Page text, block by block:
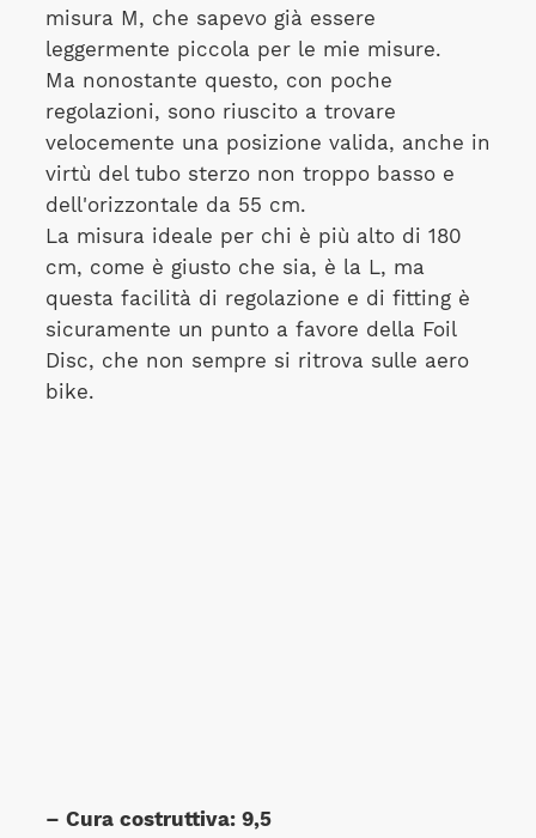
misura M, che sapevo già essere
leggermente piccola per le mie misure.
Ma nonostante questo, con poche
regolazioni, sono riuscito a trovare
velocemente una posizione valida, anche in
virtù del tubo sterzo non troppo basso e
dell'orizzontale da 55 cm.
La misura ideale per chi è più alto di 180
cm, come è giusto che sia, è la L, ma
questa facilità di regolazione e di fitting è
sicuramente un punto a favore della Foil
Disc, che non sempre si ritrova sulle aero
bike.
– Cura costruttiva: 9,5